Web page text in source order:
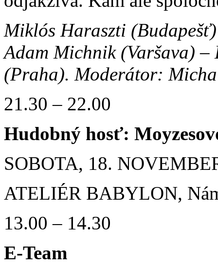
Miklós Haraszti
Adam Michnik (Varšava) –
(Praha). Moderátor:
21.30 – 22.00
Hudobný hosť:
SOBOTA, 18.
ATELIÉR BABYLON,
13.00 – 14.30
E-Team